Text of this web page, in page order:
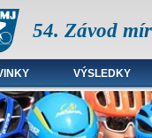
54. Závod
menu
VÝSLEDKY